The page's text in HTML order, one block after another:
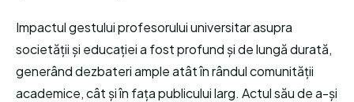
Impactul gestului profesorului universitar asupra
societății și educației a fost profund și de lungă durată,
generând dezbateri ample atât în rândul comunității
academice, cât și în fața publicului larg. Actul său de a-și